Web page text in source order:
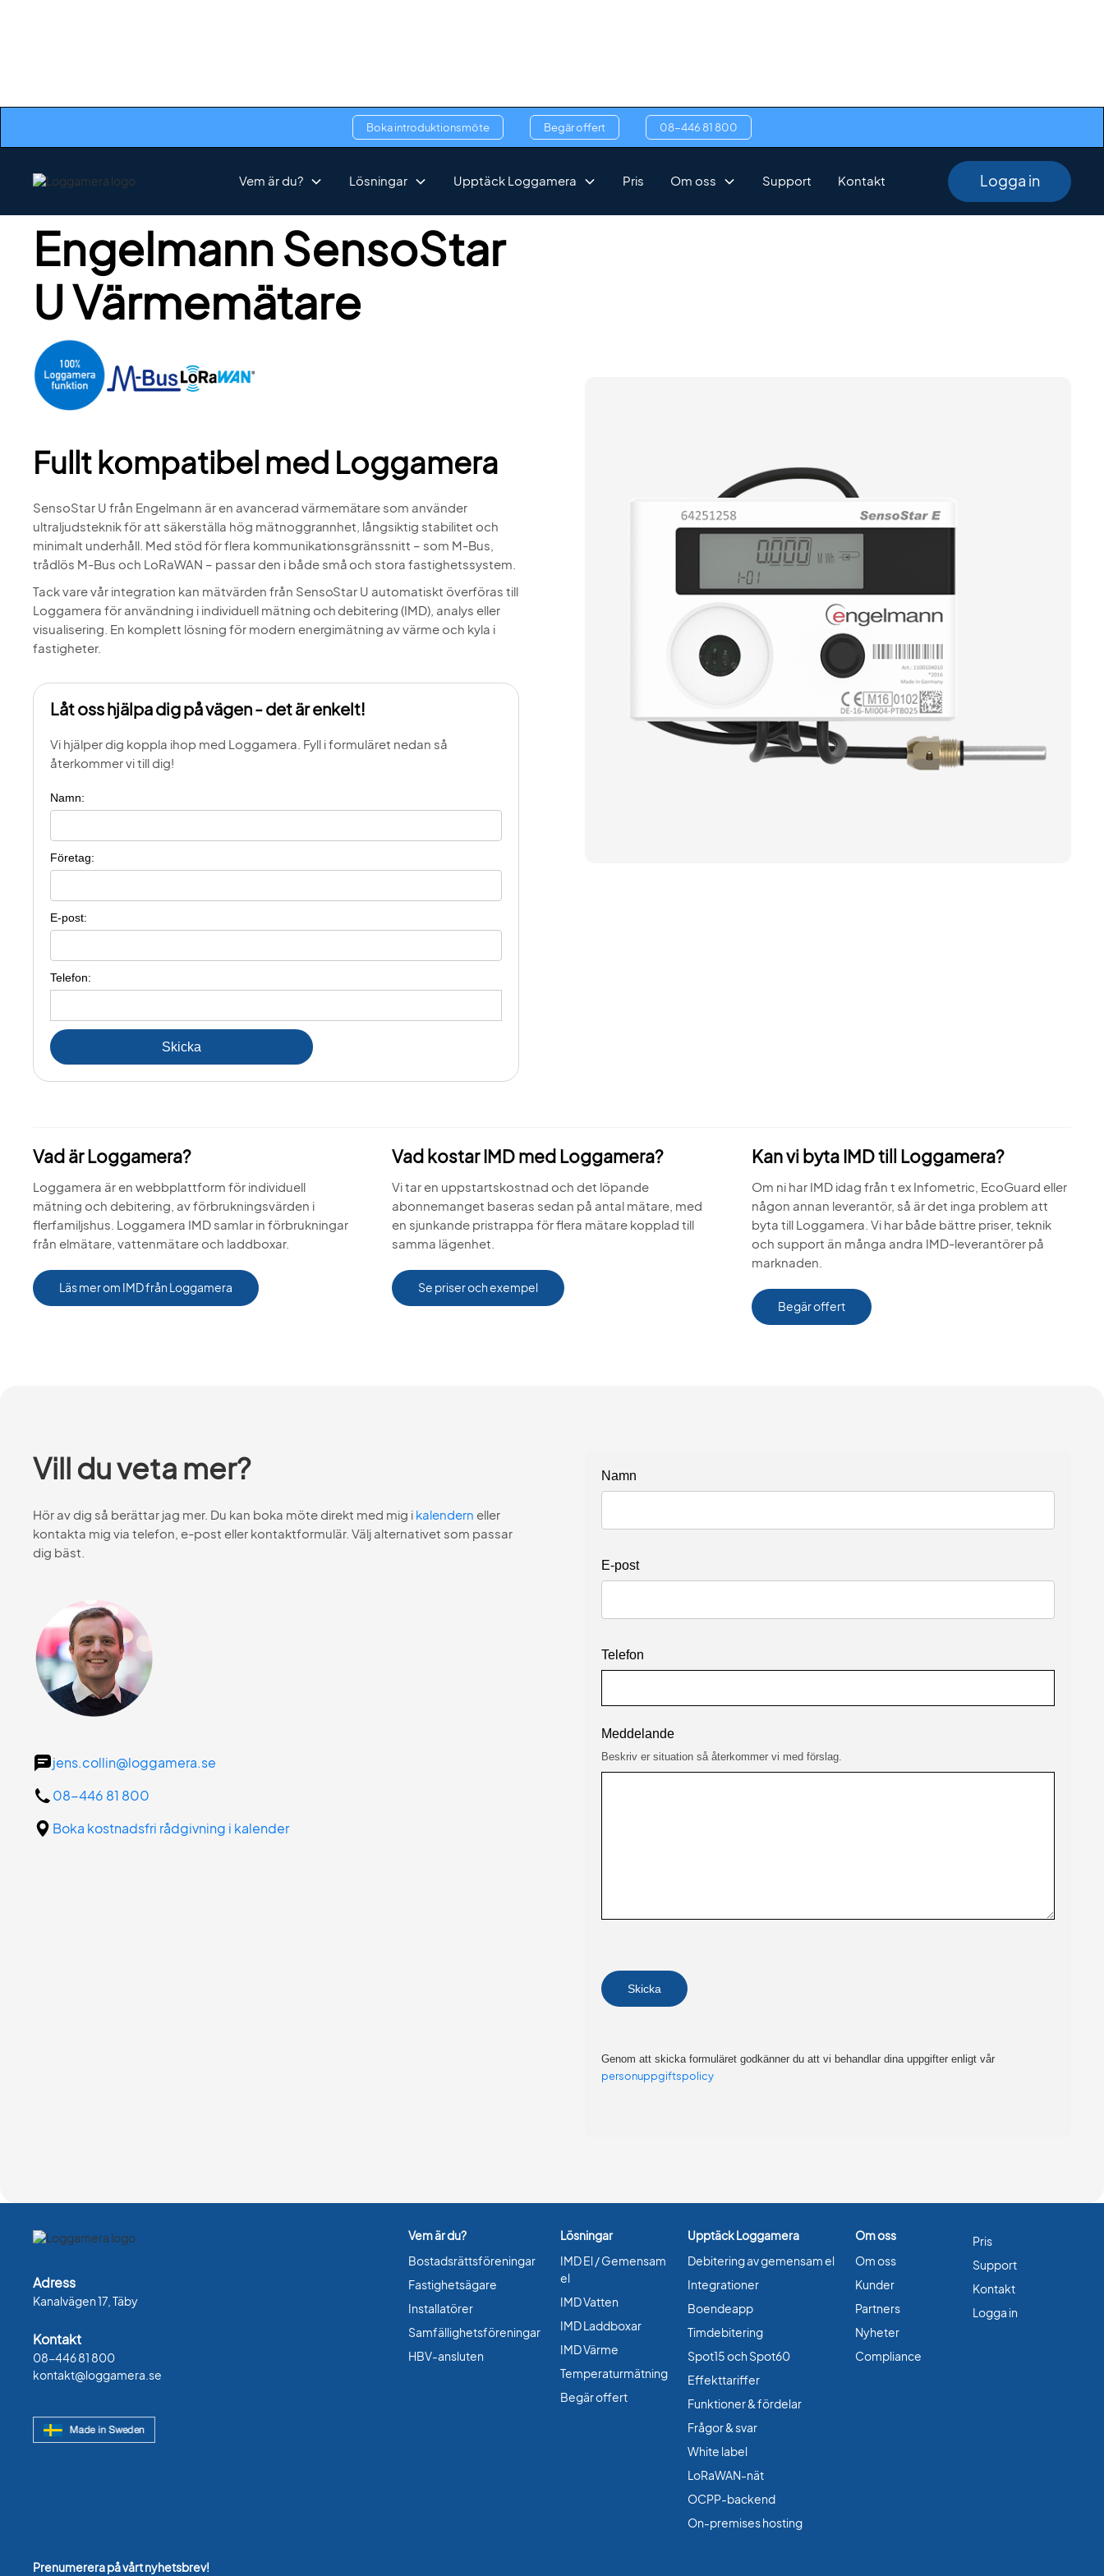
Boka introduktionsmöte Begär offert 08-446 81 800
Vem är du? Lösningar Upptäck Loggamera Pris Om oss Support Kontakt Logga in
Engelmann SensoStar
U Värmemätare
Fullt kompatibel med Loggamera
SensoStar U från Engelmann är en avancerad värmemätare som använder
ultraljudsteknik för att säkerställa hög mätnoggrannhet, långsiktig stabilitet och
minimalt underhåll. Med stöd för flera kommunikationsgränssnitt – som M-Bus,
trådlös M-Bus och LoRaWAN – passar den i både små och stora fastighetssystem.
Tack vare vår integration kan mätvärden från SensoStar U automatiskt överföras till
Loggamera för användning i individuell mätning och debitering (IMD), analys eller
visualisering. En komplett lösning för modern energimätning av värme och kyla i
fastigheter.
Låt oss hjälpa dig på vägen - det är enkelt!
Vi hjälper dig koppla ihop med Loggamera. Fyll i formuläret nedan så
återkommer vi till dig!
Namn:
Företag:
E-post:
Telefon:
Vad är Loggamera?
Loggamera är en webbplattform för individuell
mätning och debitering, av förbrukningsvärden i
flerfamiljshus. Loggamera IMD samlar in förbrukningar
från elmätare, vattenmätare och laddboxar.
Läs mer om IMD från Loggamera
Vad kostar IMD med Loggamera?
Vi tar en uppstartskostnad och det löpande
abonnemanget baseras sedan på antal mätare, med
en sjunkande pristrappa för flera mätare kopplad till
samma lägenhet.
Se priser och exempel
Kan vi byta IMD till Loggamera?
Om ni har IMD idag från t ex Infometric, EcoGuard eller
någon annan leverantör, så är det inga problem att
byta till Loggamera. Vi har både bättre priser, teknik
och support än många andra IMD-leverantörer på
marknaden.
Begär offert
Vill du veta mer?
Hör av dig så berättar jag mer. Du kan boka möte direkt med mig i kalendern eller
kontakta mig via telefon, e-post eller kontaktformulär. Välj alternativet som passar
dig bäst.
jens.collin@loggamera.se
08-446 81 800
Boka kostnadsfri rådgivning i kalender
Namn
E-post
Telefon
Meddelande
Beskriv er situation så återkommer vi med förslag.
Genom att skicka formuläret godkänner du att vi behandlar dina uppgifter enligt vår
personuppgiftspolicy
Adress
Kanalvägen 17, Täby
Kontakt
08-446 81 800
kontakt@loggamera.se
Vem är du?
Bostadsrättsföreningar
Fastighetsägare
Installatörer
Samfällighetsföreningar
HBV-ansluten
Lösningar
IMD El / Gemensam
el
IMD Vatten
IMD Laddboxar
IMD Värme
Temperaturmätning
Begär offert
Upptäck Loggamera
Debitering av gemensam el
Integrationer
Boendeapp
Timdebitering
Spot15 och Spot60
Effekttariffer
Funktioner & fördelar
Frågor & svar
White label
LoRaWAN-nät
OCPP-backend
On-premises hosting
Om oss
Om oss
Kunder
Partners
Nyheter
Compliance
Pris
Support
Kontakt
Logga in
Prenumerera på vårt nyhetsbrev!